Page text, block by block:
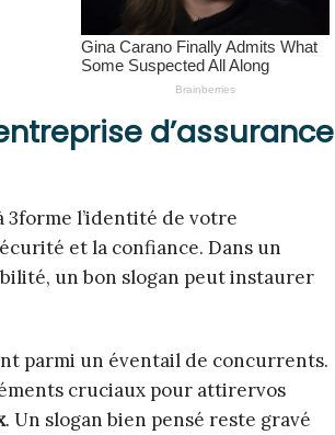
d’assurance
3forme l’identité de votre
et la confiance. Dans un
un bon slogan peut instaurer
parmi un éventail de concurrents.
cruciaux pour attirervos
. Un slogan bien pensé reste gravé